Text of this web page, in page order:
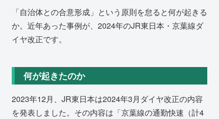
「自治体との合意形成」という原則を怠ると何が起きる
か。近年あった事例が、2024年のJR東日本・京葉線ダ
イヤ改正です。
何が起きたのか
2023年12月、JR東日本は2024年3月ダイヤ改正の内容
を発表しました。その内容は「京葉線の通勤快速（計4